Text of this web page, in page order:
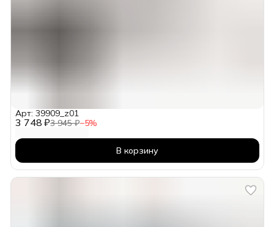
3 748 ₽3 945 ₽−5%
Арт: 39909_z01
В корзину